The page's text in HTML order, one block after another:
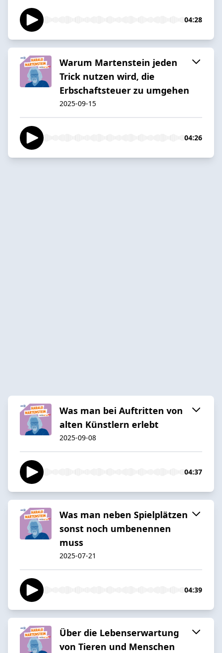
04:28
Warum Martenstein jeden
Trick nutzen wird, die
Erbschaftsteuer zu umgehen
2025-09-15
04:26
Was man bei Auftritten von
alten Künstlern erlebt
2025-09-08
04:37
Was man neben Spielplätzen
sonst noch umbenennen
muss
2025-07-21
04:39
Über die Lebenserwartung
von Tieren und Menschen